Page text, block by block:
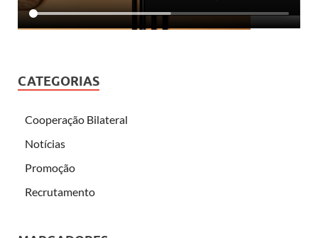
CATEGORIAS
Cooperação Bilateral
Notícias
Promoção
Recrutamento